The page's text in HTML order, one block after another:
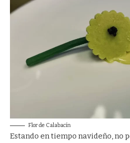
Flor de Calabacín
Estando en tiempo navideño, no